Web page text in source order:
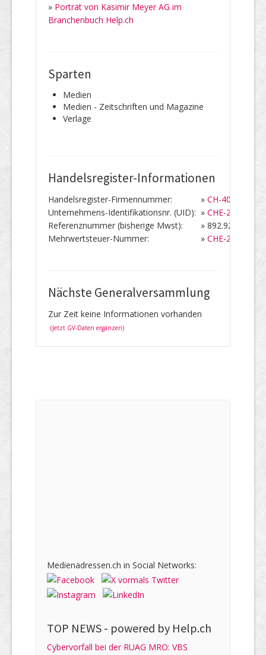
» Porträt von Kasimir Meyer AG im
Branchenbuch Help.ch
Sparten
Medien
Medien - Zeitschriften und Magazine
Verlage
Handelsregister-Informationen
Handelsregister-Firmennummer: » CH-
Unternehmens-Identifikationsnr. (UID): » CHE-
Referenznummer (bisherige Mwst):
» 892.928
Mehrwertsteuer-Nummer:
» CHE-
Nächste Generalversammlung
Zur Zeit keine Informationen vorhanden
(Jetzt GV-Daten ergänzen)
Medienadressen.ch in Social Networks:
TOP NEWS - powered by Help.ch
Cybervorfall bei der RUAG MRO: VBS